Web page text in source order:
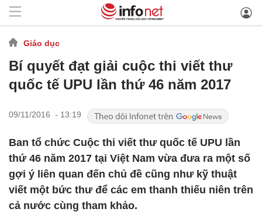
Giáo dục
Bí quyết đạt giải cuộc thi viết thư
quốc tế UPU lần thứ 46 năm 2017
09/11/2016 - 13:19
Ban tổ chức Cuộc thi viết thư quốc tế UPU lần
thứ 46 năm 2017 tại Việt Nam vừa đưa ra một số
gợi ý liên quan đến chủ đề cũng như kỹ thuật
viết một bức thư để các em thanh thiếu niên trên
cả nước cùng tham khảo.